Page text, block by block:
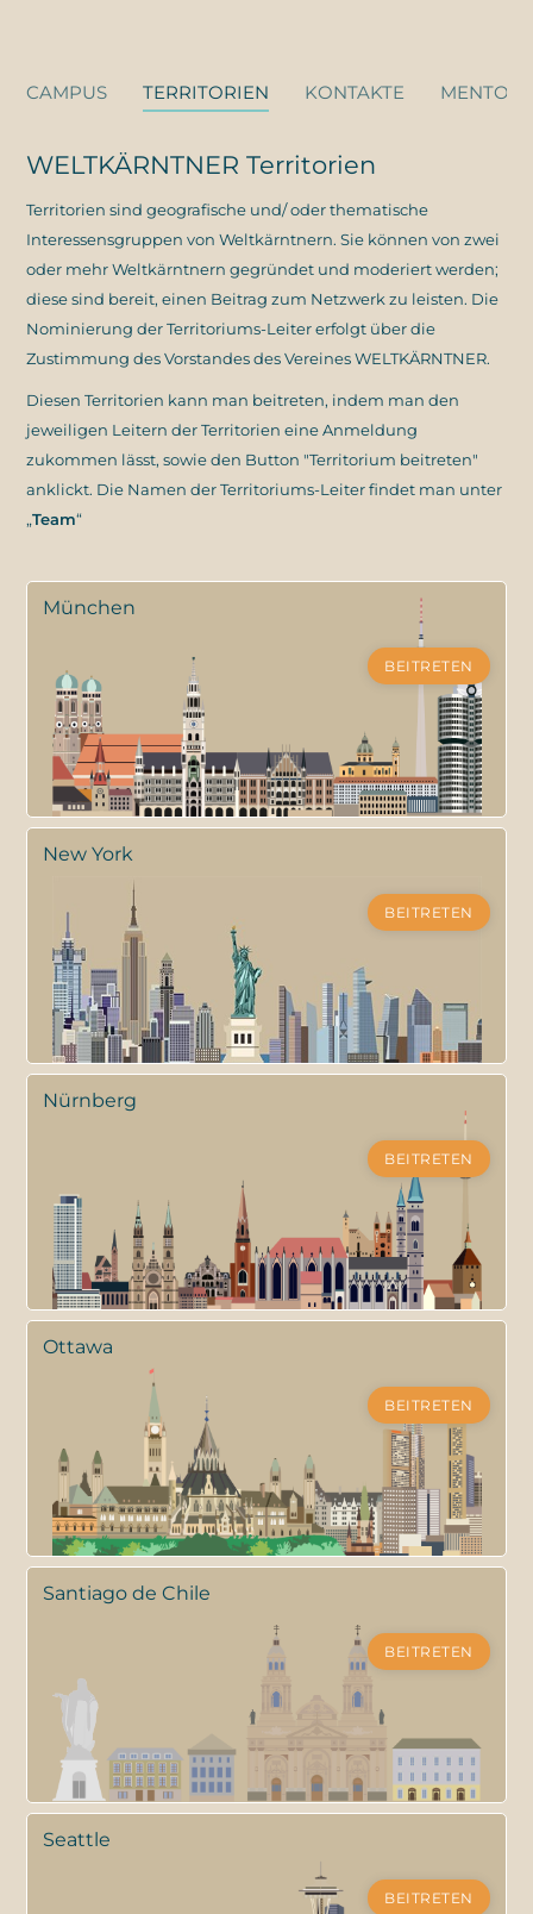
CAMPUS TERRITORIEN KONTAKTE
WELTKÄRNTNER Territorien
Territorien sind geografische und/ oder thematische
Interessensgruppen von Weltkärntnern. Sie können von zwei
oder mehr Weltkärntnern gegründet und moderiert werden;
diese sind bereit, einen Beitrag zum Netzwerk zu leisten. Die
Nominierung der Territoriums-Leiter erfolgt über die
Zustimmung des Vorstandes des Vereines WELTKÄRNTNER.
Diesen Territorien kann man beitreten, indem man den
jeweiligen Leitern der Territorien eine Anmeldung
zukommen lässt, sowie den Button "Territorium beitreten"
anklickt. Die Namen der Territoriums-Leiter findet man unter
„Team“
München
BEITRETEN
New York
BEITRETEN
Nürnberg
BEITRETEN
Ottawa
BEITRETEN
Santiago de Chile
BEITRETEN
Seattle
BEITRETEN